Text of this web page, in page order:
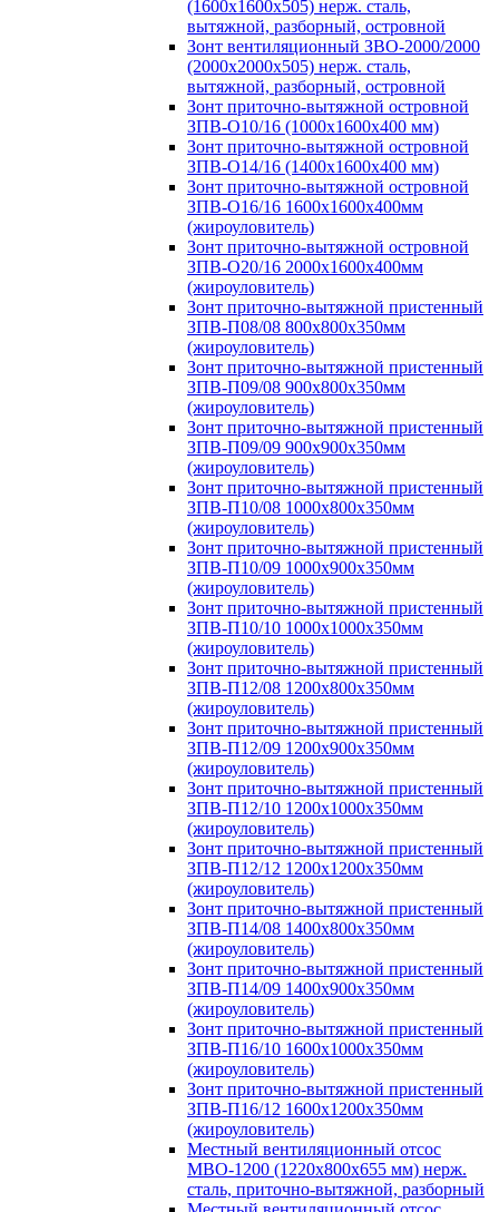
(1600х1600х505) нерж. сталь,
вытяжной, разборный, островной
Зонт вентиляционный ЗВО-2000/2000
(2000х2000х505) нерж. сталь,
вытяжной, разборный, островной
Зонт приточно-вытяжной островной
ЗПВ-О10/16 (1000х1600х400 мм)
Зонт приточно-вытяжной островной
ЗПВ-О14/16 (1400х1600х400 мм)
Зонт приточно-вытяжной островной
ЗПВ-О16/16 1600х1600х400мм
(жироуловитель)
Зонт приточно-вытяжной островной
ЗПВ-О20/16 2000х1600х400мм
(жироуловитель)
Зонт приточно-вытяжной пристенный
ЗПВ-П08/08 800х800х350мм
(жироуловитель)
Зонт приточно-вытяжной пристенный
ЗПВ-П09/08 900х800х350мм
(жироуловитель)
Зонт приточно-вытяжной пристенный
ЗПВ-П09/09 900х900х350мм
(жироуловитель)
Зонт приточно-вытяжной пристенный
ЗПВ-П10/08 1000х800х350мм
(жироуловитель)
Зонт приточно-вытяжной пристенный
ЗПВ-П10/09 1000х900х350мм
(жироуловитель)
Зонт приточно-вытяжной пристенный
ЗПВ-П10/10 1000х1000х350мм
(жироуловитель)
Зонт приточно-вытяжной пристенный
ЗПВ-П12/08 1200х800х350мм
(жироуловитель)
Зонт приточно-вытяжной пристенный
ЗПВ-П12/09 1200х900х350мм
(жироуловитель)
Зонт приточно-вытяжной пристенный
ЗПВ-П12/10 1200х1000х350мм
(жироуловитель)
Зонт приточно-вытяжной пристенный
ЗПВ-П12/12 1200х1200х350мм
(жироуловитель)
Зонт приточно-вытяжной пристенный
ЗПВ-П14/08 1400х800х350мм
(жироуловитель)
Зонт приточно-вытяжной пристенный
ЗПВ-П14/09 1400х900х350мм
(жироуловитель)
Зонт приточно-вытяжной пристенный
ЗПВ-П16/10 1600х1000х350мм
(жироуловитель)
Зонт приточно-вытяжной пристенный
ЗПВ-П16/12 1600х1200х350мм
(жироуловитель)
Местный вентиляционный отсос
МВО-1200 (1220х800х655 мм) нерж.
сталь, приточно-вытяжной, разборный